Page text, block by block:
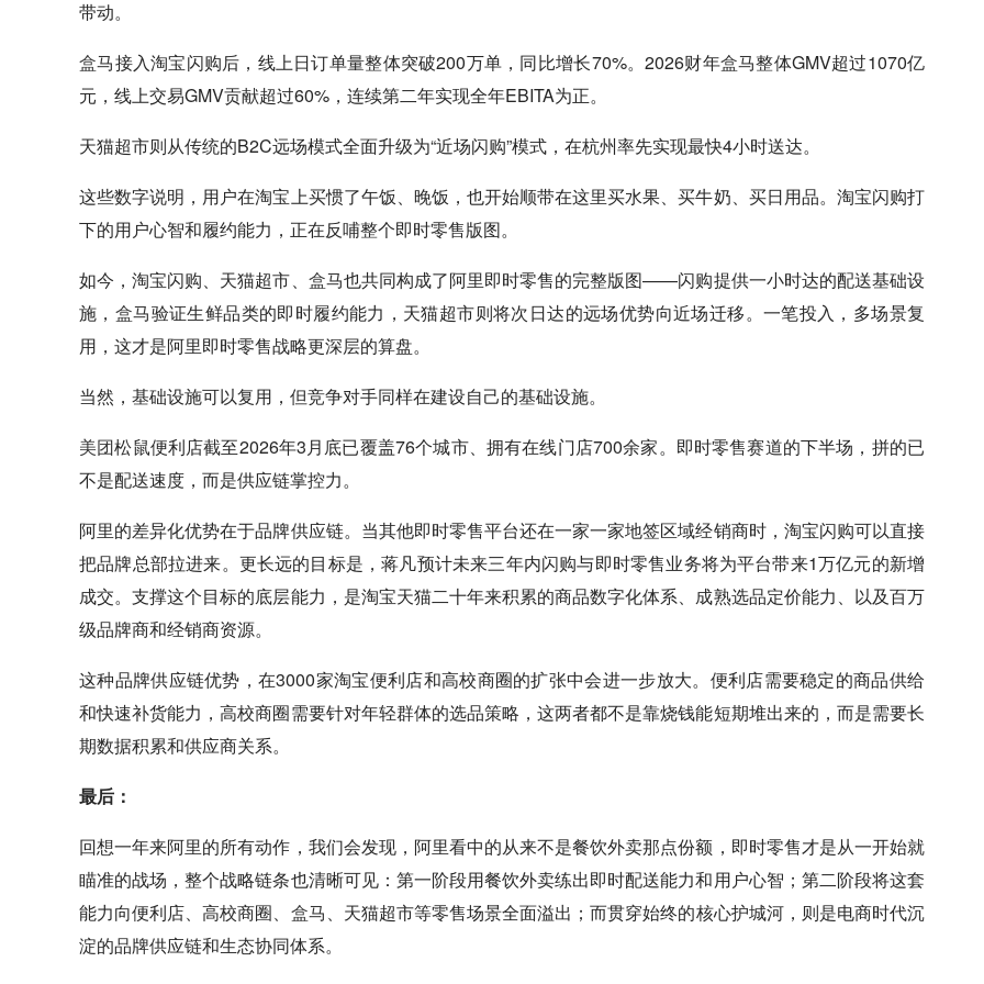
带动。
盒马接入淘宝闪购后，线上日订单量整体突破200万单，同比增长70%。2026财年盒马整体GMV超过1070亿
元，线上交易GMV贡献超过60%，连续第二年实现全年EBITA为正。
天猫超市则从传统的B2C远场模式全面升级为“近场闪购”模式，在杭州率先实现最快4小时送达。
这些数字说明，用户在淘宝上买惯了午饭、晚饭，也开始顺带在这里买水果、买牛奶、买日用品。淘宝闪购打
下的用户心智和履约能力，正在反哺整个即时零售版图。
如今，淘宝闪购、天猫超市、 盒马也共同构成了阿里即时零售的完整版图——闪购提供一小时达的配送基础设
施， 盒马验证生鲜品类的即时履约能力，天猫超市则将次日达的远场优势向近场迁移。一笔投入，多场景复
用，这才是阿里即时零售战略更深层的算盘。
当然，基础设施可以复用，但竞争对手同样在建设自己的基础设施。
美团松鼠便利店截至2026年3月底已覆盖76个城市、拥有在线门店700余家。即时零售赛道的下半场，拼的已
不是配送速度，而是供应链掌控力。
阿里的差异化优势在于品牌供应链。当其他即时零售平台还在一家一家地签区域经销商时，淘宝闪购可以直接
把品牌总部拉进来。更长远的目标是，蒋凡预计未来三年内闪购与即时零售业务将为平台带来1万亿元的新增
成交。支撑这个目标的底层能力，是淘宝天猫二十年来积累的商品数字化体系、成熟选品定价能力、以及百万
级品牌商和经销商资源。
这种品牌供应链优势，在3000家淘宝便利店和高校商圈的扩张中会进一步放大。便利店需要稳定的商品供给
和快速补货能力，高校商圈需要针对年轻群体的选品策略，这两者都不是靠烧钱能短期堆出来的，而是需要长
期数据积累和供应商关系。
最后：
回想一年来阿里的所有动作，我们会发现，阿里看中的从来不是餐饮外卖那点份额，即时零售才是从一开始就
瞄准的战场，整个战略链条也清晰可见：第一阶段用餐饮外卖练出即时配送能力和用户心智；第二阶段将这套
能力向便利店、高校商圈、 盒马、天猫超市等零售场景全面溢出；而贯穿始终的核心护城河，则是电商时代沉
淀的品牌供应链和生态协同体系。